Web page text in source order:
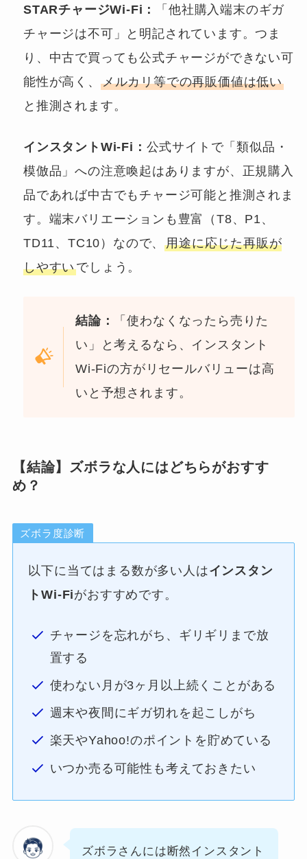
STARチャージWi-Fi：
「他社購入端末のギガ
チャージは不可」と明記されています。つま
り、中古で買っても公式チャージができない可
能性が高く、 メルカリ等での再販価値は低い
と推測されます。
インスタントWi-Fi： 公式サイトで「類似品・
模倣品」への注意喚起はありますが、正規購入
品であれば中古でもチャージ可能と推測されま
す。端末バリエーションも豊富（T8、P1、
TD11、TC10）なので、用途に応じた再販が
しやすいでしょう。
結論：
「使わなくなったら売りた
い」と考えるなら、インスタント
Wi-Fiの方がリセールバリューは高
いと予想されます。
【結論】ズボラな人にはどちらがおすす
め？
ズボラ度診断
以下に当てはまる数が多い人はインスタン
トWi-Fiがおすすめです。
チャージを忘れがち、ギリギリまで放
置する
使わない月が3ヶ月以上続くことがある
週末や夜間にギガ切れを起こしがち
楽天やYahoo!のポイントを貯めている
いつか売る可能性も考えておきたい
ズボラさんには断然インスタント